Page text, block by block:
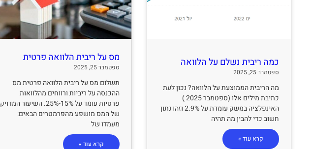
כמה ריבית נשלם על הלוואה
ספטמבר 25, 2025
מה הריבית הממוצעת על הלוואה? נכון לעת
כתיבת מילים אלו (ספטמבר 2025 )
האינפלציה במשק עומדת על 2.9% וזהו נתון
חשוב כדי להבין מה תהיה
קרא עוד »
מס על ריבית הלוואה פרטית
ספטמבר 25, 2025
תשלום מס על ריבית הלוואה פרטית מס
ההכנסה על ריביות ורווחים מהלוואות
פרטיות עומד על 15%-25%. השיעור המדויק
של המס מושפע מהפרמטרים הבאים:
מעמדו של
קרא עוד »